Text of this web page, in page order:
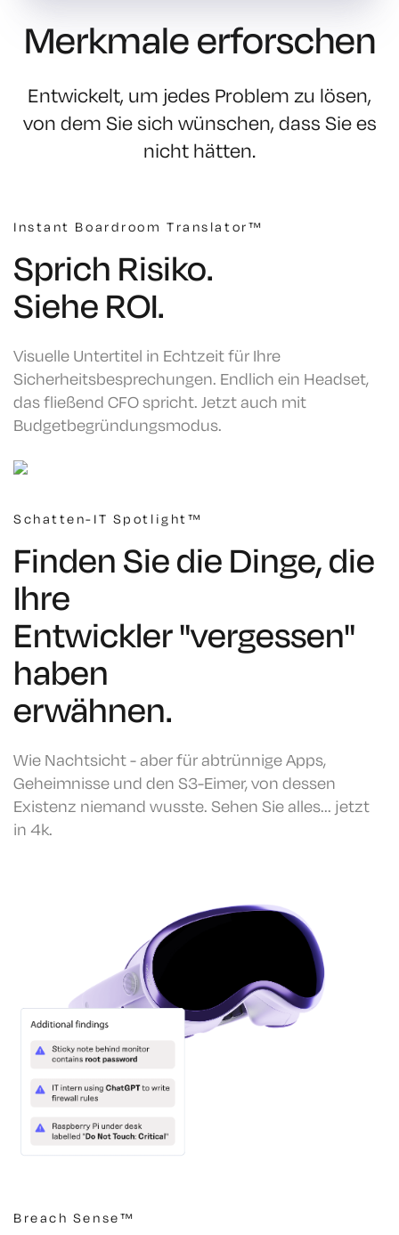
Merkmale erforschen
Entwickelt, um jedes Problem zu lösen,
von dem Sie sich wünschen, dass Sie es
nicht hätten.
Instant Boardroom Translator™
Sprich Risiko.
Siehe ROI.
Visuelle Untertitel in Echtzeit für Ihre
Sicherheitsbesprechungen. Endlich ein Headset,
das fließend CFO spricht. Jetzt auch mit
Budgetbegründungsmodus.
Schatten-IT Spotlight™
Finden Sie die Dinge, die
Ihre
Entwickler "vergessen"
haben
erwähnen.
Wie Nachtsicht - aber für abtrünnige Apps,
Geheimnisse und den S3-Eimer, von dessen
Existenz niemand wusste. Sehen Sie alles... jetzt
in 4k.
Breach Sense™